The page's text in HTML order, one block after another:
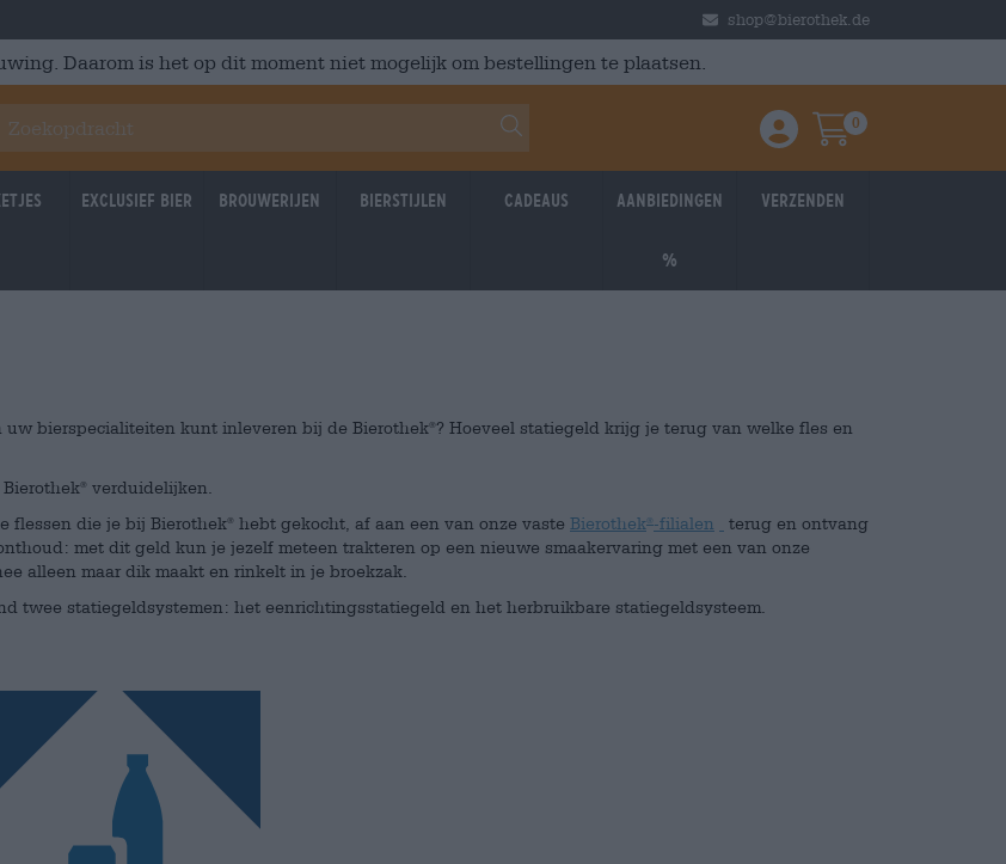
shop@bierothek.de
Daarom is het op dit moment niet mogelijk om bestellingen te plaatsen.
Einloggen / Anmelden
Warenkorb
0
Exclusief Bier Brouwerijen Bierstijlen Cadeaus Aanbiedingen
%
Verzenden
bierspecialiteiten kunt inleveren bij de Bierothek®? Hoeveel statiegeld krijg je terug van welke fles en
®
verduidelijken.
flessen die je bij Bierothek® hebt gekocht, af aan een van onze vaste Bierothek ® -filialen
terug en ontvang
met dit geld kun je jezelf meteen trakteren op een nieuwe smaakervaring met een van onze
alleen maar dik maakt en rinkelt in je broekzak.
twee statiegeldsystemen: het eenrichtingsstatiegeld en het herbruikbare statiegeldsysteem.